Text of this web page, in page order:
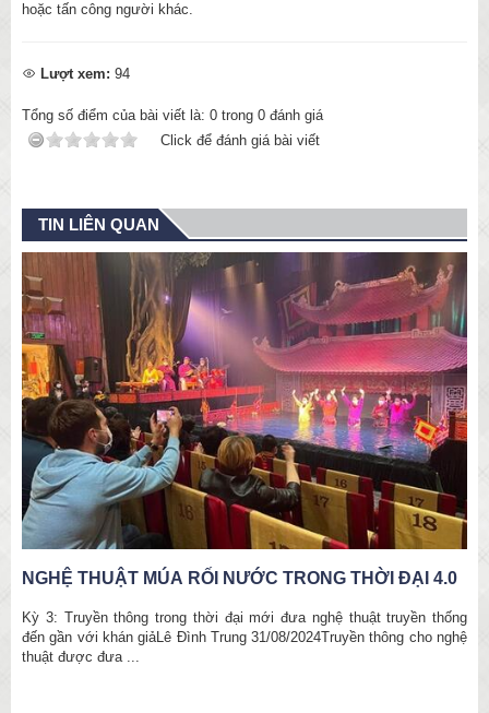
hoặc tấn công người khác.
Lượt xem: 94
Tổng số điểm của bài viết là: 0 trong 0 đánh giá
Click để đánh giá bài viết
TIN LIÊN QUAN
NGHỆ THUẬT MÚA RỐI NƯỚC TRONG THỜI ĐẠI 4.0
Kỳ 3: Truyền thông trong thời đại mới đưa nghệ thuật truyền thống
đến gần với khán giảLê Đình Trung 31/08/2024Truyền thông cho nghệ
thuật được đưa ...